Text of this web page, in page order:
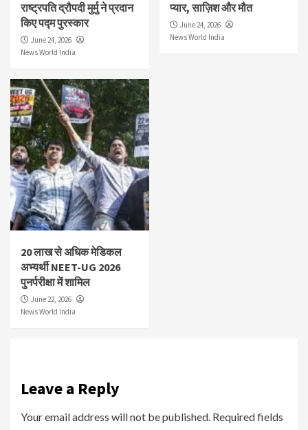
राष्ट्रपति द्रौपदी मुर्मु ने प्रदान
किए पद्म पुरस्कार
June 24, 2026
News World India
प्यार, साज़िश और मौत
June 24, 2026
News World India
20 लाख से अधिक मेडिकल
अभ्यर्थी NEET-UG 2026
पुनर्परीक्षा में शामिल
June 22, 2026
News World India
Leave a Reply
Your email address will not be published. Required fields